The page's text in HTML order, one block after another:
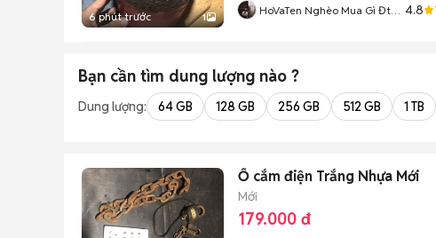
6 phút trước 1
HoVaTen Nghèo Mua Gì Đt
4.8
Bạn cần tìm dung lượng nào ?
Dung lượng: 64 GB 128 GB 256 GB 512 GB 1 TB
Ổ cắm điện Trắng Nhựa Mới
Mới
179.000 đ